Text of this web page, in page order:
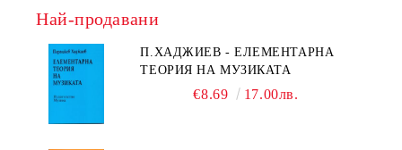
Най-продавани
П.ХАДЖИЕВ - ЕЛЕМЕНТАРНА
ТЕОРИЯ НА МУЗИКАТА
€8.69 17.00лв.